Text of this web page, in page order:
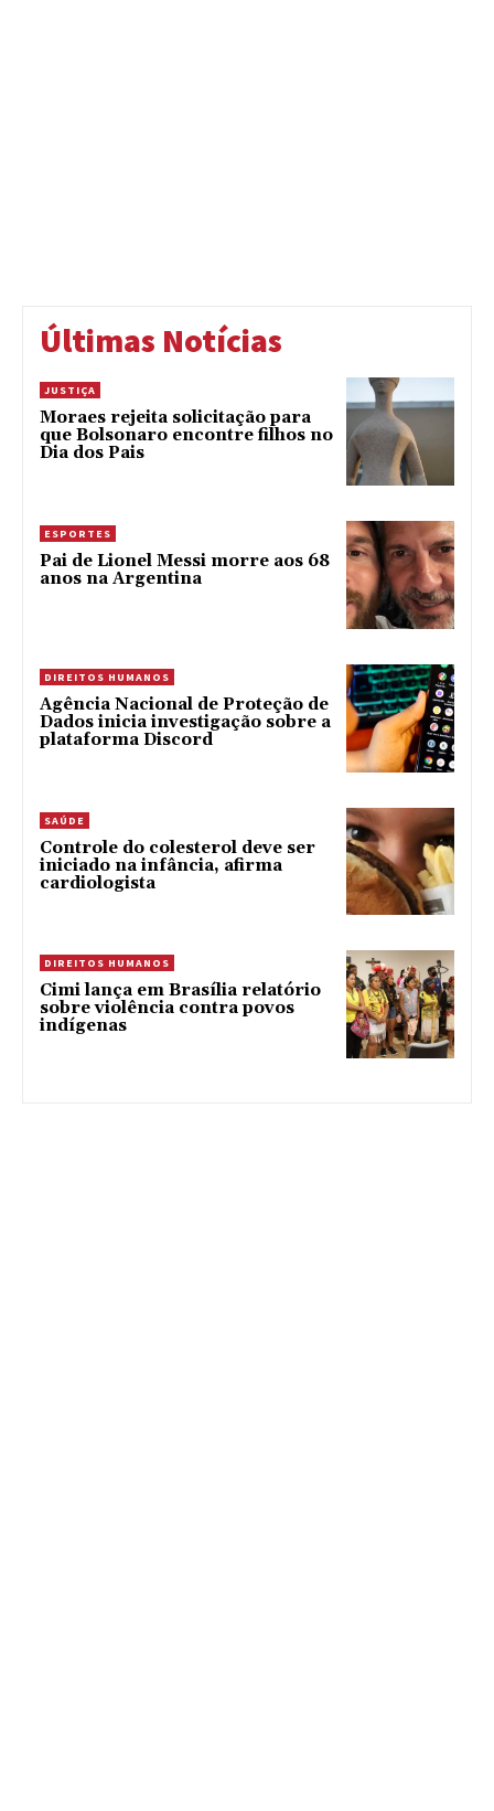
Últimas Notícias
JUSTIÇA
Moraes rejeita solicitação para
que Bolsonaro encontre filhos no
Dia dos Pais
ESPORTES
Pai de Lionel Messi morre aos 68
anos na Argentina
DIREITOS HUMANOS
Agência Nacional de Proteção de
Dados inicia investigação sobre a
plataforma Discord
SAÚDE
Controle do colesterol deve ser
iniciado na infância, afirma
cardiologista
DIREITOS HUMANOS
Cimi lança em Brasília relatório
sobre violência contra povos
indígenas